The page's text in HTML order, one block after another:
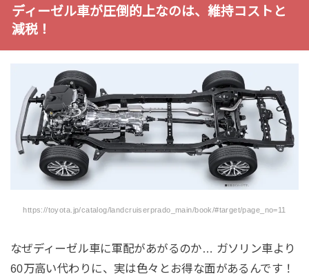
ディーゼル車が圧倒的上なのは、維持コストと
減税！
https://toyota.jp/catalog/landcruiserprado_main/book/#target/page_no=11
なぜディーゼル車に軍配があがるのか… ガソリン車より
60万高い代わりに、実は色々とお得な面があるんです！